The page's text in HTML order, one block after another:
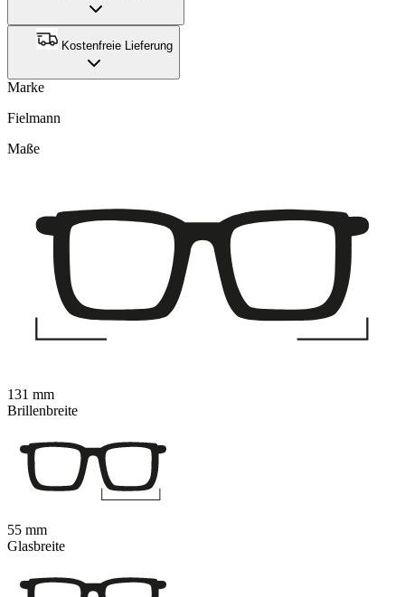
Kostenfreie Lieferung
Marke
Fielmann
Maße
131 mm
Brillenbreite
55 mm
Glasbreite